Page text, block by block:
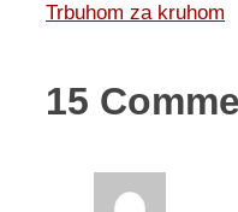
Trbuhom za kruhom
15